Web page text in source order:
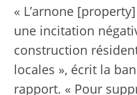
« L’arnone
une incitation
construction
locales », écrit la
rapport. « Pour